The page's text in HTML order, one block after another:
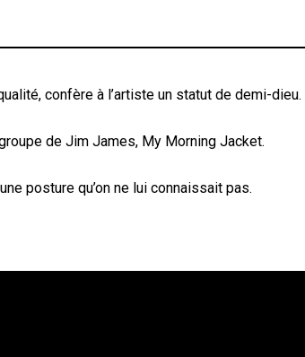
confère à l’artiste un statut de demi-dieu.
de Jim James, My Morning Jacket.
posture qu’on ne lui connaissait pas.